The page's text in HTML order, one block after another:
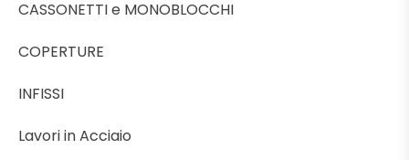
o
o
k
m
CASSONETTI e MONOBLOCCHI
COPERTURE
INFISSI
Lavori in Acciaio